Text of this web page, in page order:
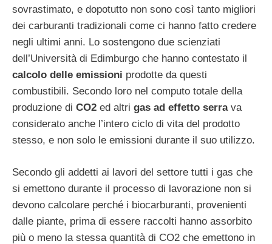
sovrastimato, e dopotutto non sono così tanto migliori
dei carburanti tradizionali come ci hanno fatto credere
negli ultimi anni. Lo sostengono due scienziati
dell’Università di Edimburgo che hanno contestato il
calcolo delle emissioni prodotte da questi
combustibili. Secondo loro nel computo totale della
produzione di CO2 ed altri gas ad effetto serrava
considerato anche l’intero ciclo di vita del prodotto
stesso, e non solo le emissioni durante il suo utilizzo.
Secondo gli addetti ai lavori del settore tutti i gas che
si emettono durante il processo di lavorazione non si
devono calcolare perché i biocarburanti, provenienti
dalle piante, prima di essere raccolti hanno assorbito
più o meno la stessa quantità di CO2 che emettono in